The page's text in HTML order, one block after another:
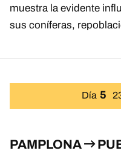
muestra la evidente
sus coníferas,
Día 5
PAMPLONA